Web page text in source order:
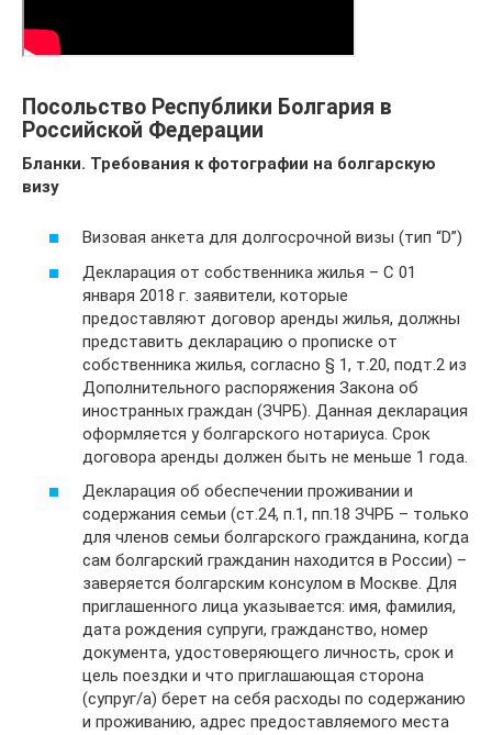
Посольство Республики Болгария в
Российской Федерации
Бланки. Требования к фотографии на болгарскую
визу
Визовая анкета для долгосрочной визы (тип “D”)
Декларация от собственника жилья – С 01
января 2018 г. заявители, которые
предоставляют договор аренды жилья, должны
представить декларацию о прописке от
собственника жилья, согласно § 1, т.20, подт.2 из
Дополнительного распоряжения Закона об
иностранных граждан (ЗЧРБ). Данная декларация
оформляется у болгарского нотариуса. Срок
договора аренды должен быть не меньше 1 года.
Декларация об обеспечении проживании и
содержания семьи (ст.24, п.1, пп.18 ЗЧРБ – только
для членов семьи болгарского гражданина, когда
сам болгарский гражданин находится в России) –
заверяется болгарским консулом в Москве. Для
приглашенного лица указывается: имя, фамилия,
дата рождения супруги, гражданство, номер
документа, удостоверяющего личность, срок и
цель поездки и что приглашающая сторона
(супруг/а) берет на себя расходы по содержанию
и проживанию, адрес предоставляемого места